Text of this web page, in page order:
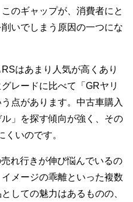
のギャップが、消費者にと
いでしまう原因の一つにな
はあまり人気が高くあり
レードに比べて「GRヤリ
点があります。中古車購入
」を探す傾向が強く、その
いのです。
れ行きが伸び悩んでいるの
メージの乖離といった複数
しての魅力はあるものの、